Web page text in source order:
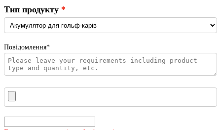
Тип продукту
Повідомлення*